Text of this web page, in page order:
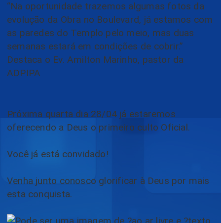
“Na oportunidade trazemos algumas fotos da
evolução da Obra no Boulevard, já estamos com
as paredes do Templo pelo meio, mas duas
semanas estará em condições de cobrir.”
Destaca o Ev. Amilton Marinho, pastor da
ADPIPA
Próxima quarta dia 28/04 já estaremos
oferecendo a Deus o primeiro culto Oficial.
Você já está convidado!
Venha junto conosco glorificar à Deus por mais
esta conquista.